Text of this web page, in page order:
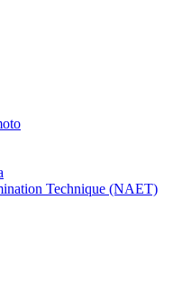
Technique (NAET)